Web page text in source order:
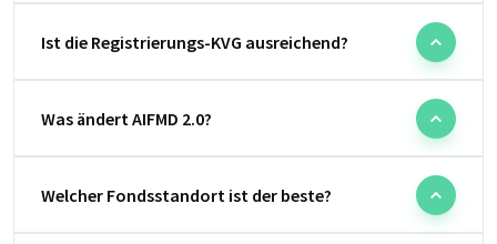
Ist die Registrierungs-KVG ausreichend?
Was ändert AIFMD 2.0?
Welcher Fondsstandort ist der beste?